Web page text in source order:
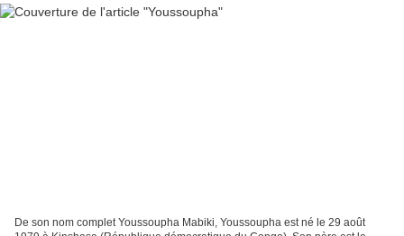
De son nom complet Youssoupha Mabiki, Youssoupha est né le 29 août